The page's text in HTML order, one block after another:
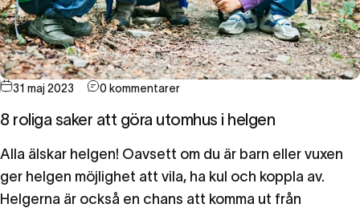
31 maj 2023 0 kommentarer
8 roliga saker att göra utomhus i helgen
Alla älskar helgen! Oavsett om du är barn eller vuxen
ger helgen möjlighet att vila, ha kul och koppla av.
Helgerna är också en chans att komma ut från